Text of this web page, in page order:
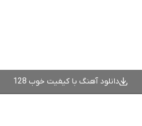
دانلود آهنگ با کیفیت خوب 128